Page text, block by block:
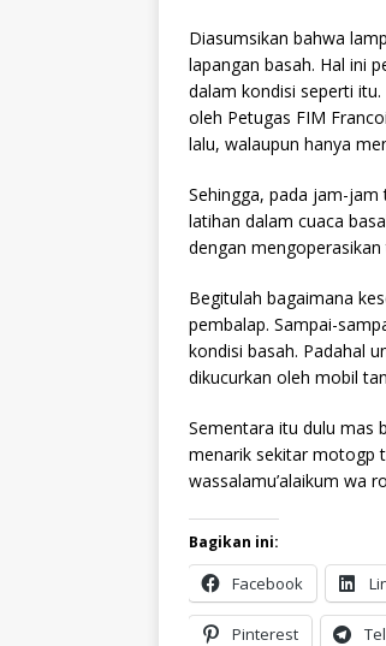
Diasumsikan bahwa
lapangan basah. Hal ini
dalam kondisi seperti
oleh Petugas FIM
lalu, walaupun hanya
Sehingga, pada jam-
latihan dalam cuaca
dengan
Begitulah bagaimana
pembalap. Sampai-
kondisi basah. Padahal
dikucurkan oleh mobil
Sementara itu dulu mas
menarik sekitar motogp
wassalamu’alaikum wa
Bagikan ini:
Facebook
Pinterest